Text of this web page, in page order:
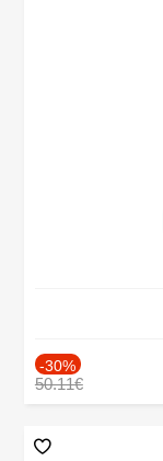
-30%
50.11€